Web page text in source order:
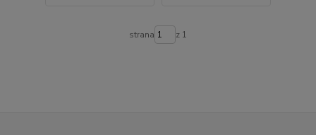
strana z 1